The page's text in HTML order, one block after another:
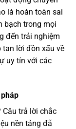
là hoàn toàn sai
bạch trong mọi
đến trải nghiệm
tan lời đồn xấu về
uy tín với các
Câu trả lời chắc
nền tảng đã